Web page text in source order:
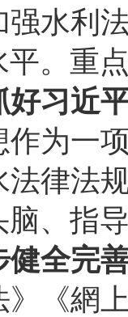
强水利
。重
好习近
作为一
法律法
、指
健全完
》《網